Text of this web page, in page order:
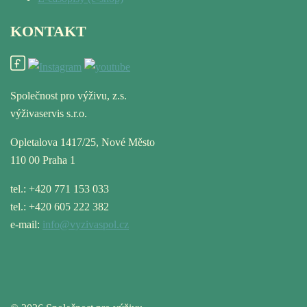
KONTAKT
Společnost pro výživu, z.s.
výživaservis s.r.o.
Opletalova 1417/25, Nové Město
110 00 Praha 1
tel.: +420 771 153 033
tel.: +420 605 222 382
e-mail: info@vyzivaspol.cz